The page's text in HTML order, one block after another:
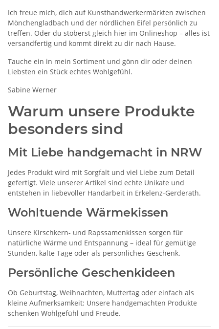
Ich freue mich, dich auf Kunsthandwerkermärkten zwischen
Mönchengladbach und der nördlichen Eifel persönlich zu
treffen. Oder du stöberst gleich hier im Onlineshop – alles ist
versandfertig und kommt direkt zu dir nach Hause.
Tauche ein in mein Sortiment und gönn dir oder deinen
Liebsten ein Stück echtes Wohlgefühl.
Sabine Werner
Warum unsere Produkte
besonders sind
Mit Liebe handgemacht in NRW
Jedes Produkt wird mit Sorgfalt und viel Liebe zum Detail
gefertigt. Viele unserer Artikel sind echte Unikate und
entstehen in liebevoller Handarbeit in Erkelenz-Gerderath.
Wohltuende Wärmekissen
Unsere Kirschkern- und Rapssamenkissen sorgen für
natürliche Wärme und Entspannung – ideal für gemütige
Stunden, kalte Tage oder als persönliches Geschenk.
Persönliche Geschenkideen
Ob Geburtstag, Weihnachten, Muttertag oder einfach als
kleine Aufmerksamkeit: Unsere handgemachten Produkte
schenken Wohlgefühl und Freude.